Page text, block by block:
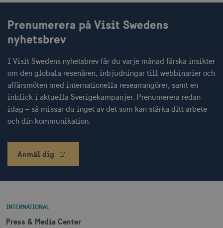
Prenumerera på Visit Swedens
nyhetsbrev
I Visit Swedens nyhetsbrev får du varje månad färska insikter
om den globala resenären, inbjudningar till webbinarier och
affärsmöten med internationella researrangörer, samt en
inblick i aktuella Sverigekampanjer. Prenumerera redan
idag – så missar du inget av det som kan stärka ditt arbete
och din kommunikation.
Anmäl dig
INTERNATIONAL
Press & Media Center
receive-cookie-
deprecation
.doubleclick.net
månader
CookieScriptConsent